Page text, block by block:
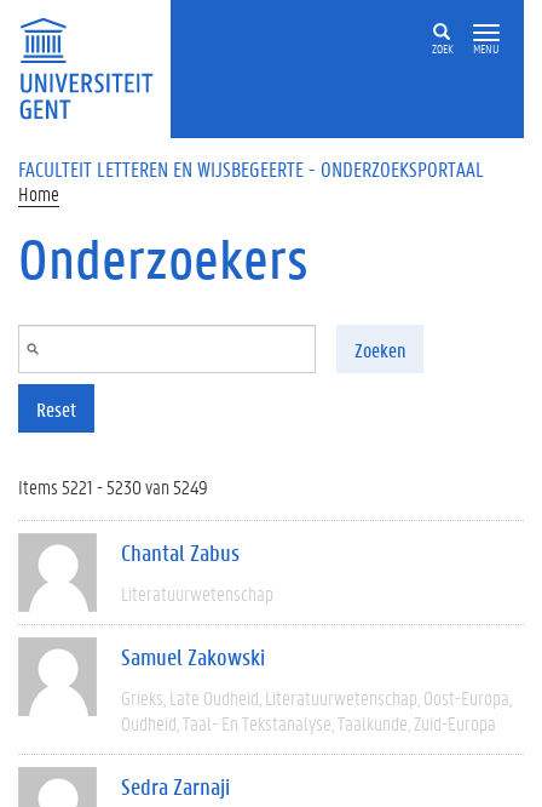
Overslaan en naar de inhoud gaan
ZOEK MENU
FACULTEIT LETTEREN EN WIJSBEGEERTE - ONDERZOEKSPORTAAL
Home
Onderzoekers
Zoeken
Reset
Items 5221 - 5230 van 5249
Chantal Zabus
Literatuurwetenschap
Samuel Zakowski
Grieks Late Oudheid Literatuurwetenschap Oost-Europa
Oudheid Taal- En Tekstanalyse Taalkunde Zuid-Europa
Sedra Zarnaji